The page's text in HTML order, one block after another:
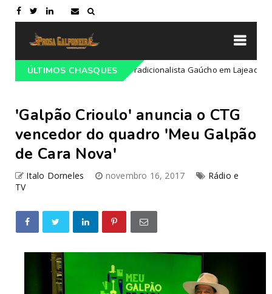
ÚLTIMOS CHASQUES
do 68º Congresso Tradicionalista Gaúcho em Lajeado-RS
'Galpão Crioulo' anuncia o CTG
vencedor do quadro 'Meu Galpão
de Cara Nova'
Italo Dorneles novembro 16, 2017
Rádio e
TV